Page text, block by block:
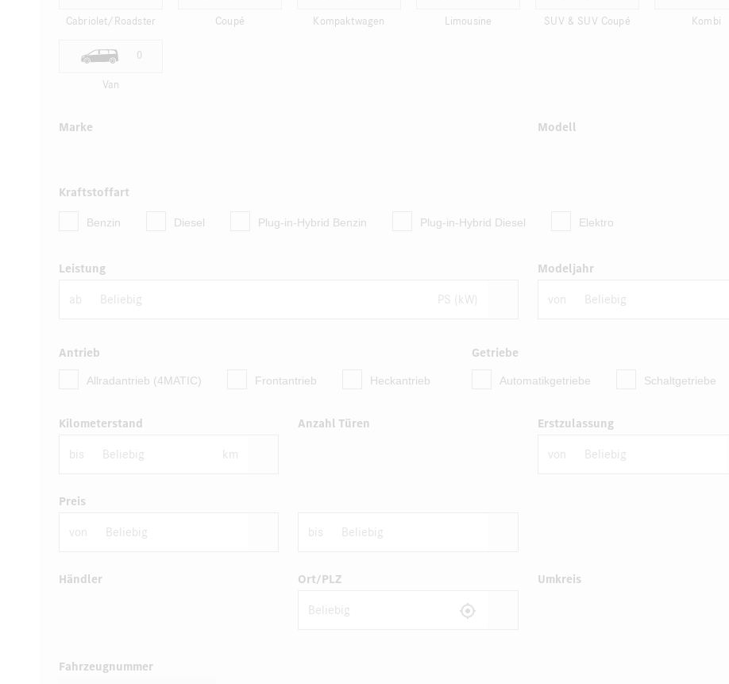
Cabriolet/Roadster Coupé Kompaktwagen Limousine SUV & SUV Coupé Kombi
0
Van
Marke Modell
Kraftstoffart
Benzin Diesel Plug-in-Hybrid Benzin Plug-in-Hybrid Diesel Elektro
Leistung
ab PS (kW)
Modeljahr
von
Antrieb
Allradantrieb (4MATIC) Frontantrieb Heckantrieb
Getriebe
Automatikgetriebe Schaltgetriebe
Kilometerstand
bis km
Anzahl Türen Erstzulassung
von
Preis
von bis
Händler Ort/PLZ Umkreis
Fahrzeugnummer